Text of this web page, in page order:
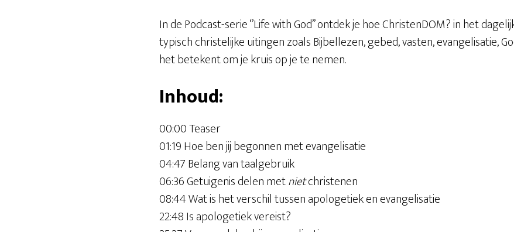
In de Podcast-serie ‘’Life with God’’ ontdek je hoe ChristenDOM? in het
typisch christelijke uitingen zoals Bijbellezen, gebed, vasten, evangelisatie,
het betekent om je kruis op je te nemen.
Inhoud:
00:00 Teaser
01:19 Hoe ben jij begonnen met evangelisatie
04:47 Belang van taalgebruik
06:36 Getuigenis delen metnietchristenen
08:44 Wat is het verschil tussen apologetiek en evangelisatie
22:48 Is apologetiek vereist?